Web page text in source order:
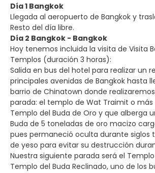
Día 1 Bangkok
Llegada al aeropuerto de Bangkok y
Resto del día libre.
Día 2 Bangkok - Bangkok
Hoy tenemos incluida la visita de Visita
Templos (duración 3 horas):
Salida en bus del hotel para realizar un
principales avenidas de Bangkok hasta
barrio de Chinatown donde
parada: el templo de Wat Traimit o
Templo del Buda de Oro y que alberga
Buda de 5 toneladas de oro macizo
pues permaneció oculta durante siglos
de yeso para evitar su destrucción
Nuestra siguiente parada será el
Templo del Buda Reclinado, uno de los